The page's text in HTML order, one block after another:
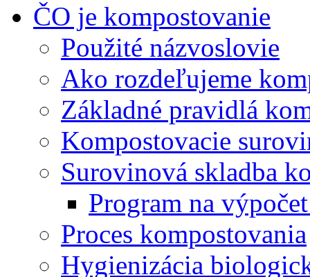
ČO je kompostovanie
Použité názvoslovie
Ako rozdeľujeme
Základné pravidlá
Kompostovacie
Surovinová skladba
Program na
Proces kompostovania
Hygienizácia